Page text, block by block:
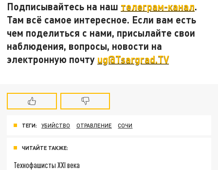
Подписывайтесь на наш телеграм-канал.
Там всё самое интересное. Если вам есть
чем поделиться с нами, присылайте свои
наблюдения, вопросы, новости на
электронную почту ug@Tsargrad.TV
ТЕГИ: УБИЙСТВО ОТРАВЛЕНИЕ СОЧИ
ЧИТАЙТЕ ТАКЖЕ:
Технофашисты XXI века